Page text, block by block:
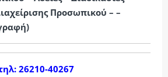
Προσωπικού – –
26210-40267